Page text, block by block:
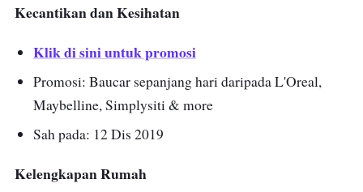
Kecantikan dan Kesihatan
Klik di sini untuk promosi
Promosi: Baucar sepanjang hari daripada L'Oreal,
Maybelline, Simplysiti & more
Sah pada: 12 Dis 2019
Kelengkapan Rumah